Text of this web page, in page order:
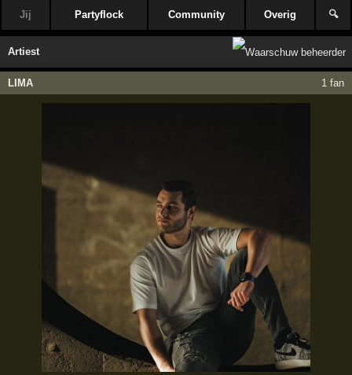
Jij Partyflock Community Overig 🔍
Artiest
LIMA 1 fan